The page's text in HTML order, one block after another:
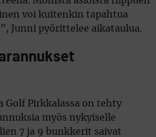
voi kuitenkin tapahtua
Junni pyörittelee aikataulua.
Golf Pirkkalassa on tehty
myös nykyiselle
7 ja 9 bunkkerit saivat